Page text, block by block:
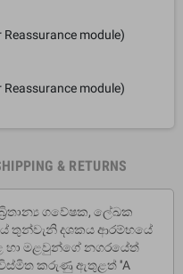
module)
module)
& RETURNS
ගවේෂක, ලේඛක
තුන්වැනි දශකය ආරම්භයේ
හා මළවුන්ගේ නගරයේත්
විස්මිත කරුණු ඇතුළත් ''A